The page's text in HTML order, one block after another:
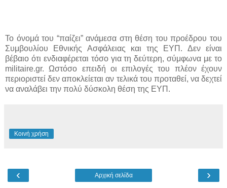
Το όνομά του “παίζει” ανάμεσα στη θέση του προέδρου του
Συμβουλίου Εθνικής Ασφάλειας και της ΕΥΠ. Δεν είναι
βέβαιο ότι ενδιαφέρεται τόσο για τη δεύτερη, σύμφωνα με το
militaire.gr. Ωστόσο επειδή οι επιλογές του πλέον έχουν
περιοριστεί δεν αποκλείεται αν τελικά του προταθεί, να δεχτεί
να αναλάβει την πολύ δύσκολη θέση της ΕΥΠ.
Κοινή χρήση
‹ ›
Αρχική σελίδα